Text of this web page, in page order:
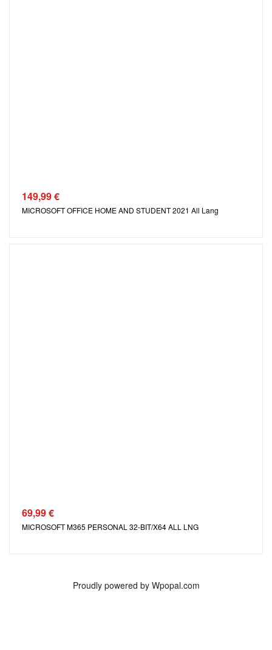
149,99€
MICROSOFT OFFICE HOME AND STUDENT 2021 All Lang
69,99€
MICROSOFT M365 PERSONAL 32-BIT/X64 ALL LNG
Proudly powered by Wpopal.com